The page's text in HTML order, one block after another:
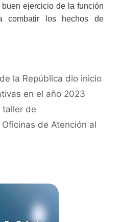
ejercicio de la función
combatir los hechos de
la República dio inicio
en el año 2023
taller de
de Atención al